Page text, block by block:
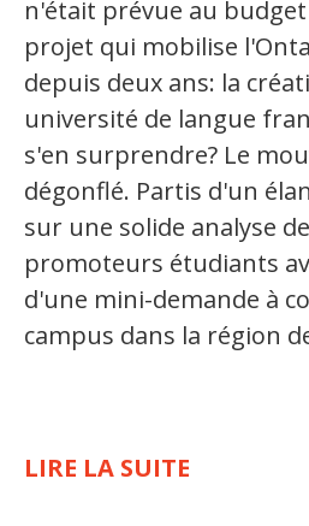
n'était prévue au
projet qui mobilise
depuis deux ans: la
université de langue
s'en surprendre? Le
dégonflé. Partis d'un
sur une solide analyse
promoteurs étudiants
d'une mini-demande à
campus dans la région
LIRE LA SUITE